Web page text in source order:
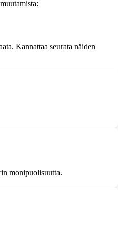
Kannattaa seurata näiden
monipuolisuutta.